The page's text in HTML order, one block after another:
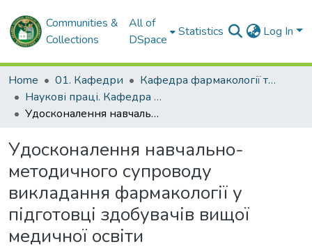
Communities &
Collections
All of
DSpace
Statistics Log In
Home 01. Кафедри
Кафедра фармакології та медичної рецептури
Наукові праці. Кафедра фармакології та медичної рецептури
Удосконалення навчально-методичного супроводу викладання фармакології у підготовці здобувачів вищої медичної освіти
Удосконалення навчально-
методичного супроводу
викладання фармакології у
підготовці здобувачів вищої
медичної освіти